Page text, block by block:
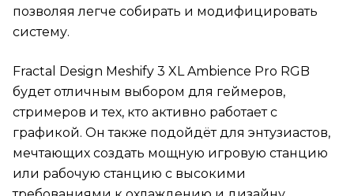
позволяя легче собирать и модифицировать
систему.
Fractal Design Meshify 3 XL Ambience Pro RGB
будет отличным выбором для геймеров,
стримеров и тех, кто активно работает с
графикой. Он также подойдёт для энтузиастов,
мечтающих создать мощную игровую станцию
или рабочую станцию с высокими